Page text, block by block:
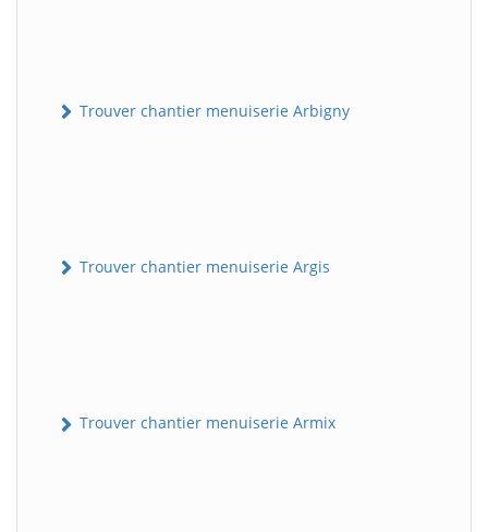
Trouver chantier menuiserie Arbigny
Trouver chantier menuiserie Argis
Trouver chantier menuiserie Armix